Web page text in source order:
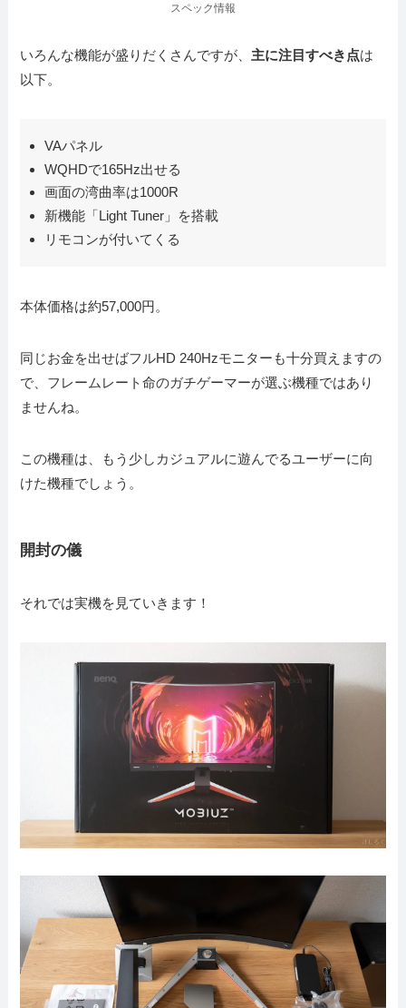
スペック情報
いろんな機能が盛りだくさんですが、 主に注目すべき点は
以下。
VAパネル
WQHDで165Hz出せる
画面の湾曲率は1000R
新機能「Light Tuner」を搭載
リモコンが付いてくる
本体価格は約57,000円。
同じお金を出せばフルHD 240Hzモニターも十分買えますの
で、フレームレート命のガチゲーマーが選ぶ機種ではあり
ませんね。
この機種は、もう少しカジュアルに遊んでるユーザーに向
けた機種でしょう。
開封の儀
それでは実機を見ていきます！